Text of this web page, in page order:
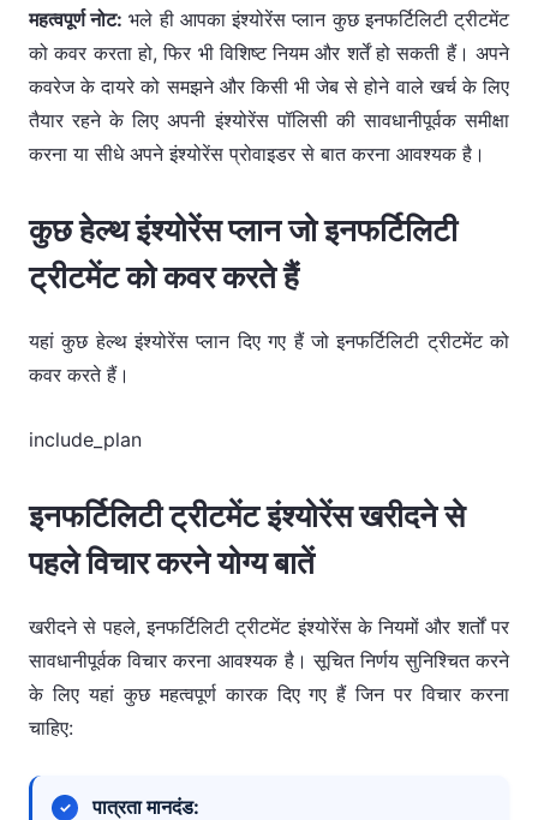
महत्वपूर्ण नोट: भले ही आपका इंश्योरेंस प्लान कुछ इनफर्टिलिटी ट्रीटमेंट
को कवर करता हो, फिर भी विशिष्ट नियम और शर्तें हो सकती हैं। अपने
कवरेज के दायरे को समझने और किसी भी जेब से होने वाले खर्च के लिए
तैयार रहने के लिए अपनी इंश्योरेंस पॉलिसी की सावधानीपूर्वक समीक्षा
करना या सीधे अपने इंश्योरेंस प्रोवाइडर से बात करना आवश्यक है।
कुछ हेल्थ इंश्योरेंस प्लान जो इनफर्टिलिटी
ट्रीटमेंट को कवर करते हैं
यहां कुछ हेल्थ इंश्योरेंस प्लान दिए गए हैं जो इनफर्टिलिटी ट्रीटमेंट को
कवर करते हैं।
include_plan
इनफर्टिलिटी ट्रीटमेंट इंश्योरेंस खरीदने से
पहले विचार करने योग्य बातें
खरीदने से पहले, इनफर्टिलिटी ट्रीटमेंट इंश्योरेंस के नियमों और शर्तों पर
सावधानीपूर्वक विचार करना आवश्यक है। सूचित निर्णय सुनिश्चित करने
के लिए यहां कुछ महत्वपूर्ण कारक दिए गए हैं जिन पर विचार करना
चाहिए:
पात्रता मानदंड: